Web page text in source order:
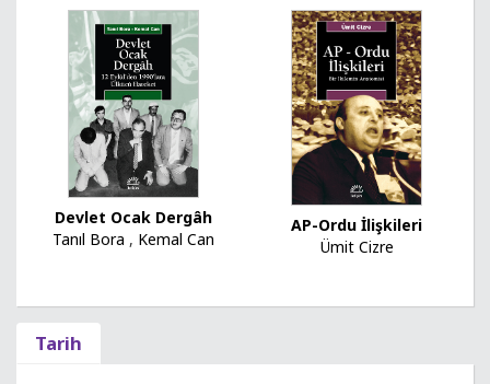
Devlet Ocak Dergâh
Tanıl Bora , Kemal Can
AP-Ordu İlişkileri
Ümit Cizre
Tarih